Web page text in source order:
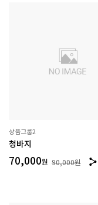
상품그룹2
청바지
70,000원 90,000원